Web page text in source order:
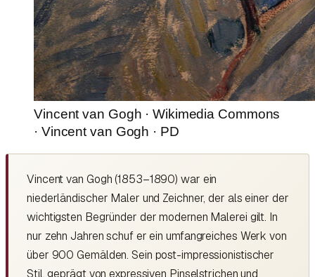
Vincent van Gogh · Wikimedia Commons
· Vincent van Gogh · PD
Vincent van Gogh (1853–1890) war ein
niederländischer Maler und Zeichner, der als einer der
wichtigsten Begründer der modernen Malerei gilt. In
nur zehn Jahren schuf er ein umfangreiches Werk von
über 900 Gemälden. Sein post-impressionistischer
Stil, geprägt von expressiven Pinselstrichen und